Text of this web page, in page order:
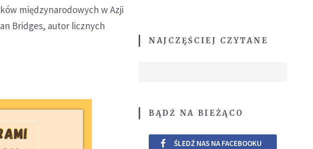
międzynarodowych w Azji
Bridges, autor licznych
NAJCZĘŚCIEJ CZYTANE
BĄDŹ NA BIEŻĄCO
ŚLEDŹ NAS NA FACEBOOKU